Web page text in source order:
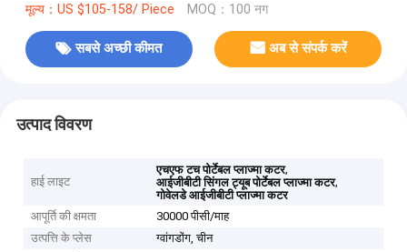
मूल्य：US $105-158/ Piece MOQ：100 नग
सबसे अच्छी कीमत अब से संपर्क करें
उत्पाद विवरण
हाई लाइट
एचएफ टच पोर्टेबल प्लाज्मा कटर,
आईजीबीटी सिंगल ट्यूब पोर्टेबल प्लाज्मा कटर,
गोवेलडे आईजीबीटी प्लाज्मा कटर
आपूर्ति की क्षमता
30000 पीसी/माह
उत्पत्ति के प्लेस
ग्वांगडोंग, चीन